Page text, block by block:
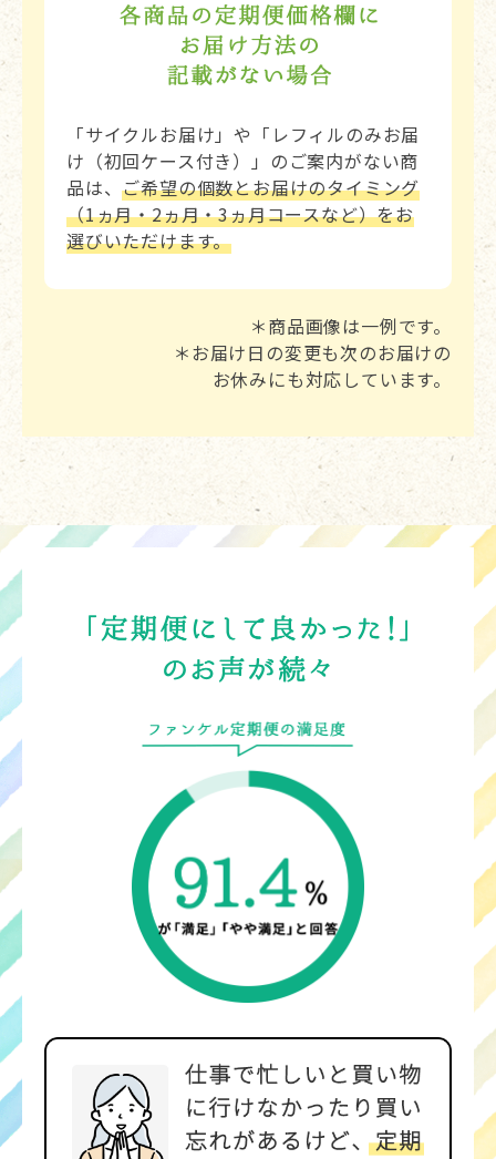
「サイクルお届け」や「レフィルのみお届
け（初回ケース付き）」のご案内がない商
品は、ご希望の個数とお届けのタイミング
（1ヵ月・2ヵ月・3ヵ月コースなど）をお
選びいただけます。
＊商品画像は一例です。
＊お届け日の変更も次のお届けの
お休みにも対応しています。